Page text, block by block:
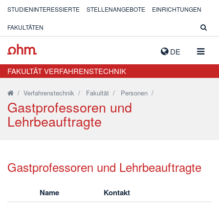
DE
STUDIENINTERESSIERTE STELLENANGEBOTE EINRICHTUNGEN
FAKULTÄTEN
FAKULTÄT VERFAHRENSTECHNIK
/ Verfahrenstechnik / Fakultät / Personen /
Gastprofessoren und
Lehrbeauftragte
Gastprofessoren und Lehrbeauftragte
Name
Kontakt